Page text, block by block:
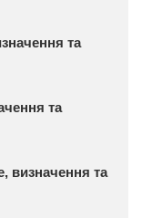
та
та
визначення та